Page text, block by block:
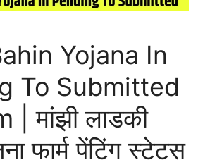
Yojana In
To Submitted
| मांझी लाडकी
फार्म पेंटिंग स्टेटस